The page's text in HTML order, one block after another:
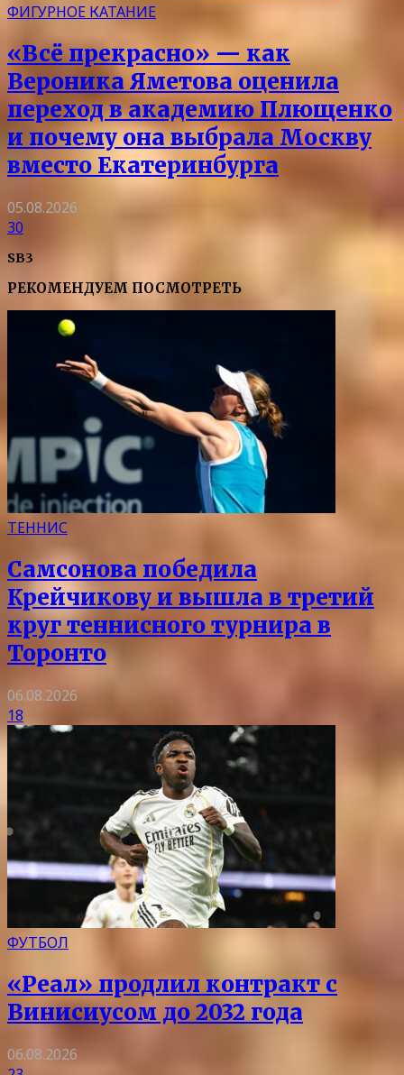
ФИГУРНОЕ КАТАНИЕ
«Всё прекрасно» — как
Вероника Яметова оценила
переход в академию Плющенко
и почему она выбрала Москву
вместо Екатеринбурга
05.08.2026
30
SB3
РЕКОМЕНДУЕМ ПОСМОТРЕТЬ
ТЕННИС
Самсонова победила
Крейчикову и вышла в третий
круг теннисного турнира в
Торонто
06.08.2026
18
ФУТБОЛ
«Реал» продлил контракт с
Винисиусом до 2032 года
06.08.2026